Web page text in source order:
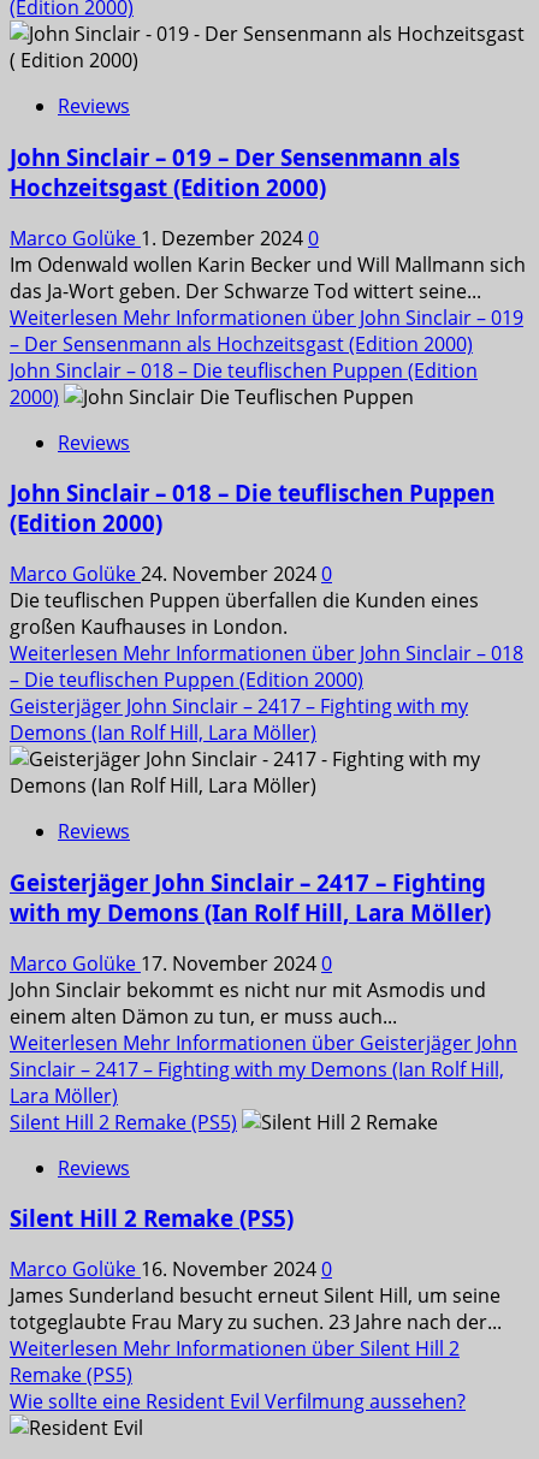
(Edition 2000)
Reviews
John Sinclair – 019 – Der Sensenmann als
Hochzeitsgast (Edition 2000)
Marco Golüke 1. Dezember 20240
Im Odenwald wollen Karin Becker und Will Mallmann sich
das Ja-Wort geben. Der Schwarze Tod wittert seine...
Weiterlesen Mehr Informationen über John Sinclair – 019
– Der Sensenmann als Hochzeitsgast (Edition 2000)
John Sinclair – 018 – Die teuflischen Puppen (Edition
2000)
Reviews
John Sinclair – 018 – Die teuflischen Puppen
(Edition 2000)
Marco Golüke24. November 20240
Die teuflischen Puppen überfallen die Kunden eines
großen Kaufhauses in London.
Weiterlesen Mehr Informationen über John Sinclair – 018
– Die teuflischen Puppen (Edition 2000)
Geisterjäger John Sinclair – 2417 – Fighting with my
Demons (Ian Rolf Hill, Lara Möller)
Reviews
Geisterjäger John Sinclair – 2417 – Fighting
with my Demons (Ian Rolf Hill, Lara Möller)
Marco Golüke 17. November 20240
John Sinclair bekommt es nicht nur mit Asmodis und
einem alten Dämon zu tun, er muss auch...
Weiterlesen Mehr Informationen über Geisterjäger John
Sinclair – 2417 – Fighting with my Demons (Ian Rolf Hill,
Lara Möller)
Silent Hill 2 Remake (PS5)
Reviews
Silent Hill 2 Remake (PS5)
Marco Golüke 16. November 20240
James Sunderland besucht erneut Silent Hill, um seine
totgeglaubte Frau Mary zu suchen. 23 Jahre nach der...
Weiterlesen Mehr Informationen über Silent Hill 2
Remake (PS5)
Wie sollte eine Resident Evil Verfilmung aussehen?